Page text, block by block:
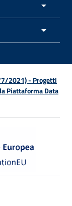
2021) - Progetti
Piattaforma Data